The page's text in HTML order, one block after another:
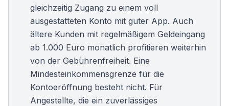
gleichzeitig Zugang zu einem voll
ausgestatteten Konto mit guter App. Auch
ältere Kunden mit regelmäßigem Geldeingang
ab 1.000 Euro monatlich profitieren weiterhin
von der Gebührenfreiheit. Eine
Mindesteinkommensgrenze für die
Kontoeröffnung besteht nicht. Für
Angestellte, die ein zuverlässiges